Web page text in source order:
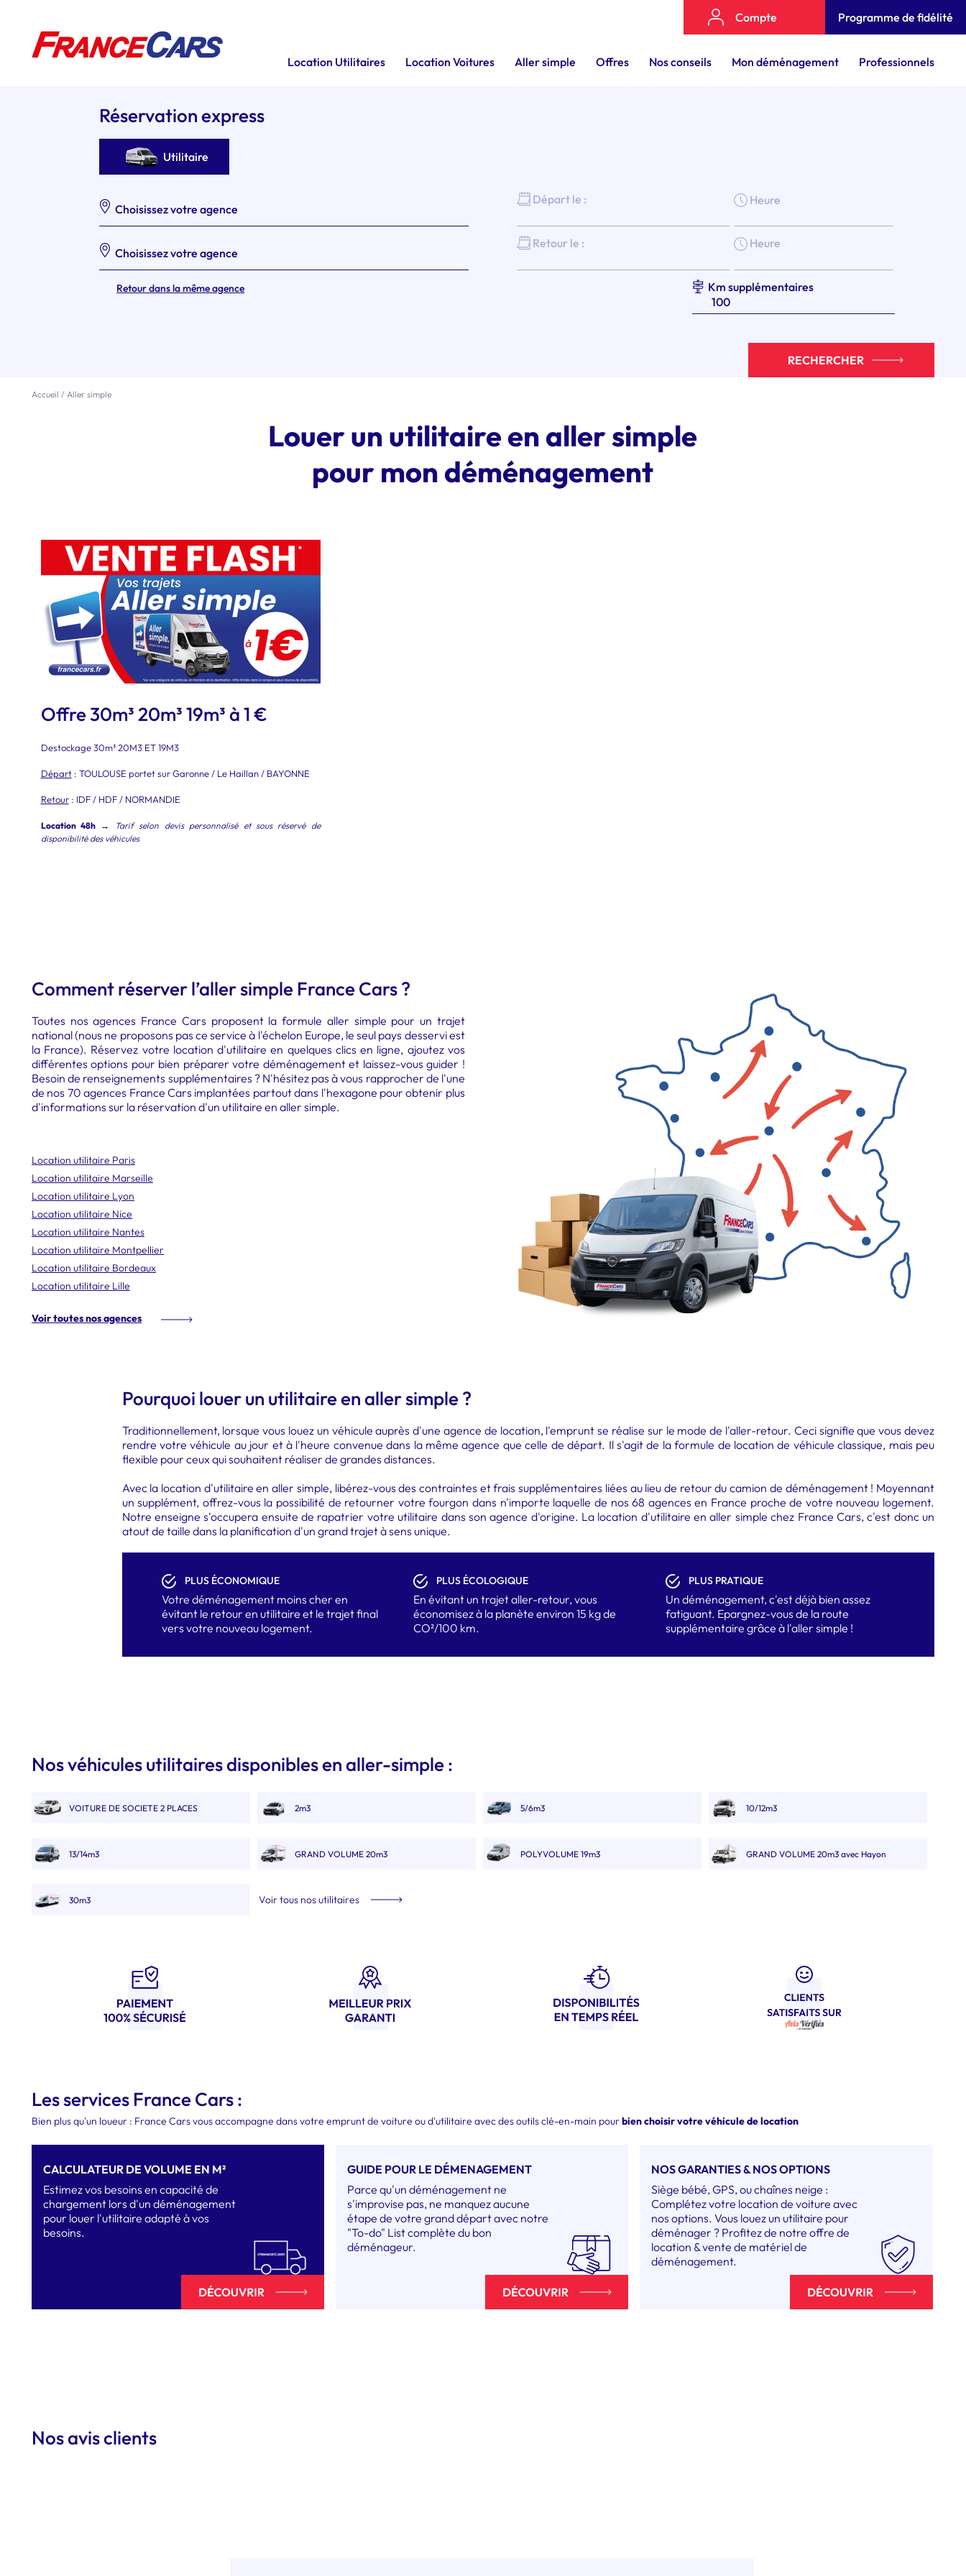
Programme de fidélité
Compte
Location Utilitaires Location Voitures Aller simple Offres Nos conseils Mon déménagement Professionnels
Réservation express
Utilitaire
Choisissez votre agence
Choisissez votre agence
Retour dans la même agence
Départ le : Heure
Retour le : Heure
Km supplémentaires
RECHERCHER
Accueil / Aller simple
Louer un utilitaire en aller simple
pour mon déménagement
Offre 30m³ 20m³ 19m³ à 1 €
Destockage 30m³ 20M3 ET 19M3
Départ: TOULOUSE portet sur Garonne / Le Haillan / BAYONNE
Retour: IDF / HDF / NORMANDIE
Location 48h→
Tarif selon devis personnalisé et sous réservé de
disponibilité des véhicules
Comment réserver l’aller simple France Cars ?
Toutes nos agences France Cars proposent la formule aller simple pour un trajet
national (nous ne proposons pas ce service à l'échelon Europe, le seul pays desservi est
la France). Réservez votre location d'utilitaire en quelques clics en ligne, ajoutez vos
différentes options pour bien préparer votre déménagement et laissez-vous guider !
Besoin de renseignements supplémentaires ? N'hésitez pas à vous rapprocher de l'une
de nos 70 agences France Cars implantées partout dans l'hexagone pour obtenir plus
d'informations sur la réservation d'un utilitaire en aller simple.
Location utilitaire Paris
Location utilitaire Marseille
Location utilitaire Lyon
Location utilitaire Nice
Location utilitaire Nantes
Location utilitaire Montpellier
Location utilitaire Bordeaux
Location utilitaire Lille
Voir toutes nos agences
Pourquoi louer un utilitaire en aller simple ?
Traditionnellement, lorsque vous louez un véhicule auprès d'une agence de location, l'emprunt se réalise sur le mode de l'aller-retour. Ceci signifie que vous devez
rendre votre véhicule au jour et à l'heure convenue dans la même agence que celle de départ. Il s'agit de la formule de location de véhicule classique, mais peu
flexible pour ceux qui souhaitent réaliser de grandes distances.
Avec la location d'utilitaire en aller simple, libérez-vous des contraintes et frais supplémentaires liées au lieu de retour du camion de déménagement ! Moyennant
un supplément, offrez-vous la possibilité de retourner votre fourgon dans n'importe laquelle de nos 68 agences en France proche de votre nouveau logement.
Notre enseigne s'occupera ensuite de rapatrier votre utilitaire dans son agence d'origine. La location d'utilitaire en aller simple chez France Cars, c'est donc un
atout de taille dans la planification d'un grand trajet à sens unique.
PLUS ÉCONOMIQUE
Votre déménagement moins cher en
évitant le retour en utilitaire et le trajet final
vers votre nouveau logement.
PLUS ÉCOLOGIQUE
En évitant un trajet aller-retour, vous
économisez à la planète environ 15 kg de
CO²/100 km.
PLUS PRATIQUE
Un déménagement, c'est déjà bien assez
fatiguant. Epargnez-vous de la route
supplémentaire grâce à l'aller simple !
Nos véhicules utilitaires disponibles en aller-simple :
VOITURE DE SOCIETE 2 PLACES 2m3 5/6m3 10/12m3
13/14m3 GRAND VOLUME 20m3 POLYVOLUME 19m3 GRAND VOLUME 20m3 avec Hayon
30m3 Voir tous nos utilitaires
Les services France Cars :
Bien plus qu'un loueur : France Cars vous accompagne dans votre emprunt de voiture ou d'utilitaire avec des outils clé-en-main pourbien choisir votre véhicule de location
CALCULATEUR DE VOLUME EN M²
Estimez vos besoins en capacité de
chargement lors d'un déménagement
pour louer l'utilitaire adapté à vos
besoins.
GUIDE POUR LE DÉMENAGEMENT
Parce qu'un déménagement ne
s'improvise pas, ne manquez aucune
étape de votre grand départ avec notre
"To-do" List complète du bon
déménageur.
NOS GARANTIES & NOS OPTIONS
Siège bébé, GPS, ou chaînes neige :
Complétez votre location de voiture avec
nos options. Vous louez un utilitaire pour
déménager ? Profitez de notre offre de
location & vente de matériel de
déménagement.
Nos avis clients